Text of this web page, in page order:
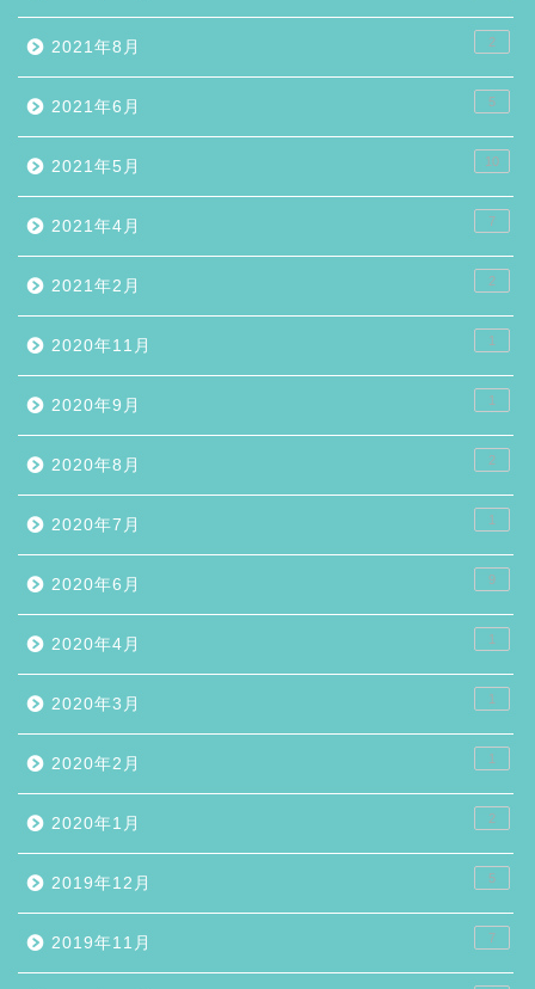
2021年8月 2
2021年6月 5
2021年5月 10
2021年4月 7
2021年2月 2
2020年11月 1
2020年9月 1
2020年8月 2
2020年7月 1
2020年6月 9
2020年4月 1
2020年3月 1
2020年2月 1
2020年1月 2
2019年12月 5
2019年11月 7